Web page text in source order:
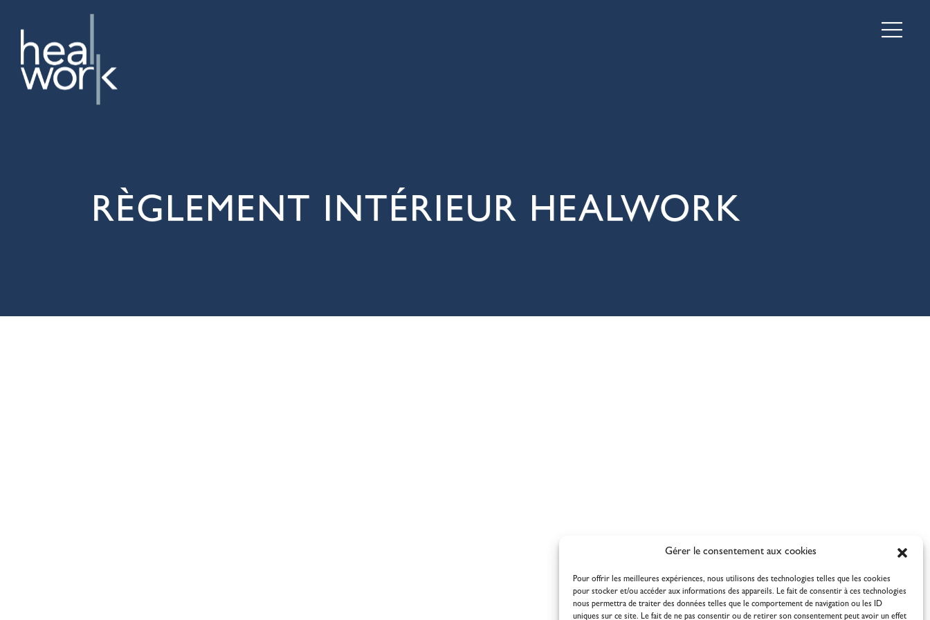
Gérer le consentement aux cookies
Pour offrir les meilleures expériences, nous utilisons des technologies telles que les cookies
pour stocker et/ou accéder aux informations des appareils. Le fait de consentir à ces technologies
nous permettra de traiter des données telles que le comportement de navigation ou les ID
uniques sur ce site. Le fait de ne pas consentir ou de retirer son consentement peut avoir un effet
RÈGLEMENT INTÉRIEUR HEALWORK